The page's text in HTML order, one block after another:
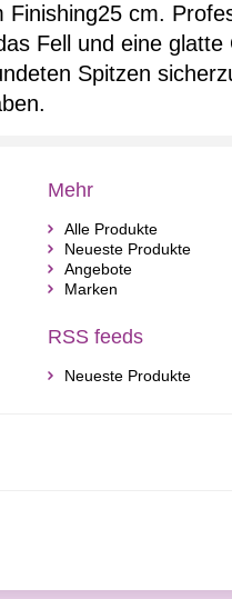
Finishing25 cm.
Fell und eine
Spitzen
Mehr
Alle Produkte
Neueste Produkte
Angebote
Marken
RSS feeds
Neueste Produkte